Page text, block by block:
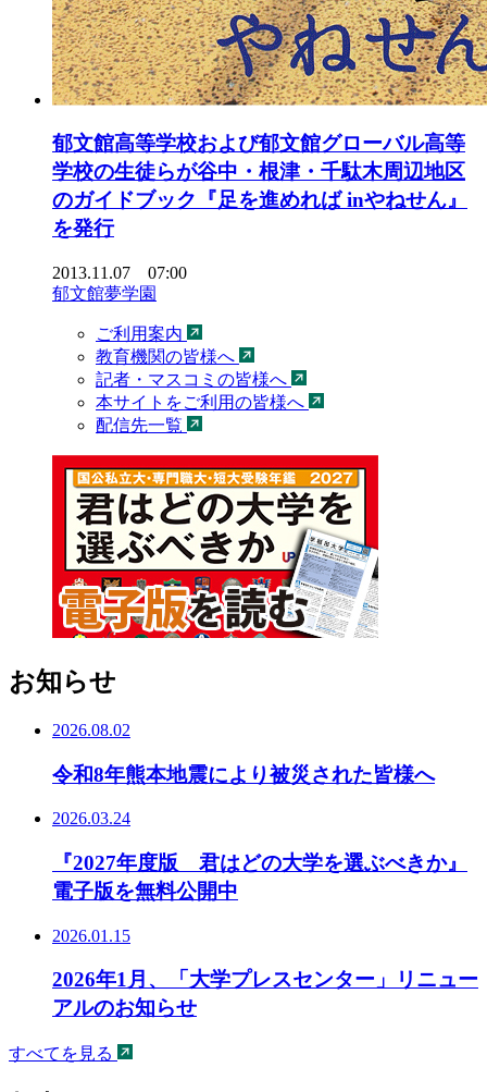
郁文館高等学校および郁文館グローバル高等
学校の生徒らが谷中・根津・千駄木周辺地区
のガイドブック『足を進めれば inやねせん』
を発行
2013.11.07 07:00
郁文館夢学園
ご利用案内
教育機関の皆様へ
記者・マスコミの皆様へ
本サイトをご利用の皆様へ
配信先一覧
お知らせ
2026.08.02
令和8年熊本地震により被災された皆様へ
2026.03.24
『2027年度版 君はどの大学を選ぶべきか』
電子版を無料公開中
2026.01.15
2026年1月、「大学プレスセンター」リニュー
アルのお知らせ
すべてを見る